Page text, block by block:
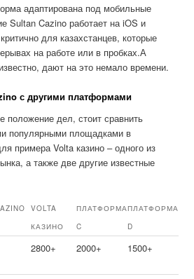
адаптирована под мобильные
Sultan Cazino работает на iOS и
для казахстанцев, которые
на работе или в пробках.А
дают на это немало времени.
с другими платформами
положение дел, стоит сравнить
популярными площадками в
примера Volta казино – одного из
а также две другие известные
VOLTA
КАЗИНО
ПЛАТФОРМА
C
ПЛАТФОРМА
D
2800+ 2000+ 1500+